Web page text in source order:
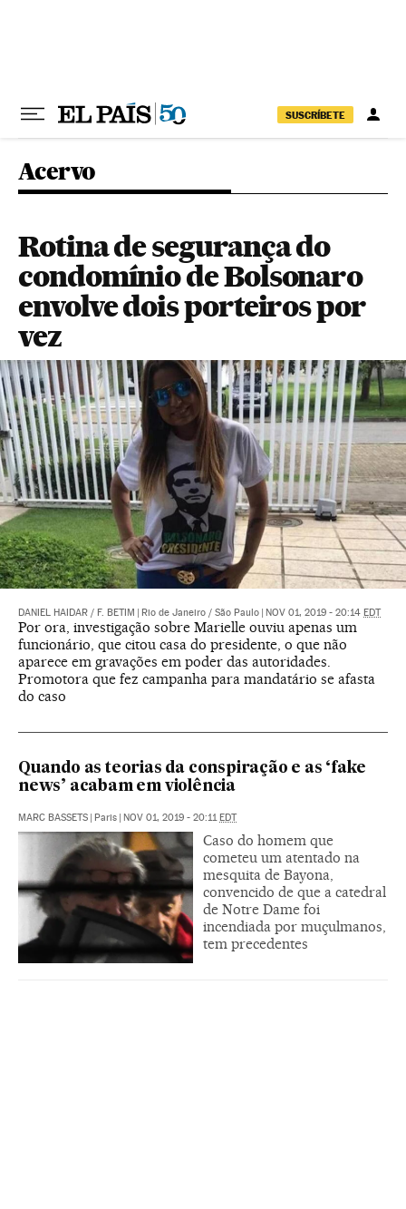
SUSCRÍBETE
Acervo
Rotina de segurança do
condomínio de Bolsonaro
envolve dois porteiros por
vez
DANIEL HAIDAR / F. BETIM Rio de Janeiro / São Paulo NOV 01, 2019 - 20:14 EDT
Por ora, investigação sobre Marielle ouviu apenas um
funcionário, que citou casa do presidente, o que não
aparece em gravações em poder das autoridades.
Promotora que fez campanha para mandatário se afasta
do caso
Quando as teorias da conspiração e as ‘fake
news’ acabam em violência
MARC BASSETS Paris NOV 01, 2019 - 20:11 EDT
Caso do homem que
cometeu um atentado na
mesquita de Bayona,
convencido de que a catedral
de Notre Dame foi
incendiada por muçulmanos,
tem precedentes